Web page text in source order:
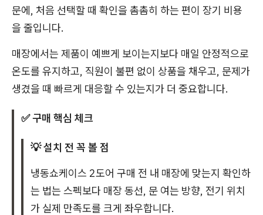
문에, 처음 선택할 때 확인을 촘촘히 하는 편이 장기 비용
을 줄입니다.
매장에서는 제품이 예쁘게 보이는지보다 매일 안정적으로
온도를 유지하고, 직원이 불편 없이 상품을 채우고, 문제가
생겼을 때 빠르게 대응할 수 있는지가 더 중요합니다.
✅ 구매 핵심 체크
💡 설치 전 꼭 볼 점
냉동쇼케이스 2도어 구매 전 내 매장에 맞는지 확인하
는 법는 스펙보다 매장 동선, 문 여는 방향, 전기 위치
가 실제 만족도를 크게 좌우합니다.